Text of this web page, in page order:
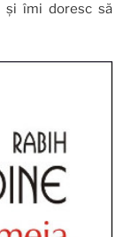
îmi doresc să